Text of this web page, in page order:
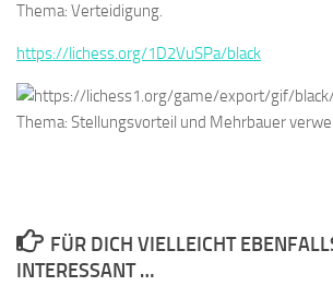
Thema: Verteidigung.
https://lichess.org/1D2VuSPa/black
Thema: Stellungsvorteil und Mehrbauer
FÜR DICH VIELLEICHT
INTERESSANT …